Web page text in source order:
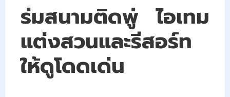
ร่มสนามติดพู่ ไอเทม
แต่งสวนและรีสอร์ท
ให้ดูโดดเด่น